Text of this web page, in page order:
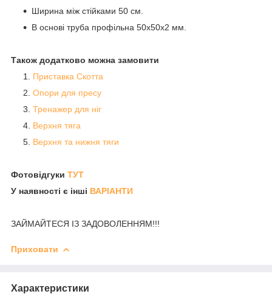
Ширина між стійками 50 см.
В основі труба профільна 50х50х2 мм.
Також додатково можна замовити
Приставка Скотта
Опори для пресу
Тренажер для ніг
Верхня тяга
Верхня та нижня тяги
Фотовідгуки ТУТ
У наявності є інші ВАРІАНТИ
ЗАЙМАЙТЕСЯ ІЗ ЗАДОВОЛЕННЯМ!!!
Приховати
Характеристики